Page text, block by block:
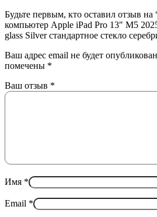
Будьте первым, кто оставил отзыв
компьютер Apple iPad Pro 13″ M5
glass Silver стандартное стекло
Ваш адрес email не будет
помечены *
Ваш отзыв *
Имя *
Email *